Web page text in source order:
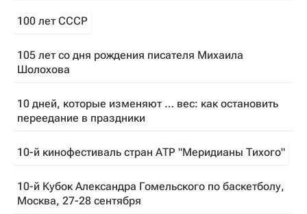
100 лет СССР
105 лет со дня рождения писателя Михаила
Шолохова
10 дней, которые изменяют … вес: как остановить
переедание в праздники
10-й кинофестиваль стран АТР "Меридианы Тихого"
10-й Кубок Александра Гомельского по баскетболу,
Москва, 27-28 сентября